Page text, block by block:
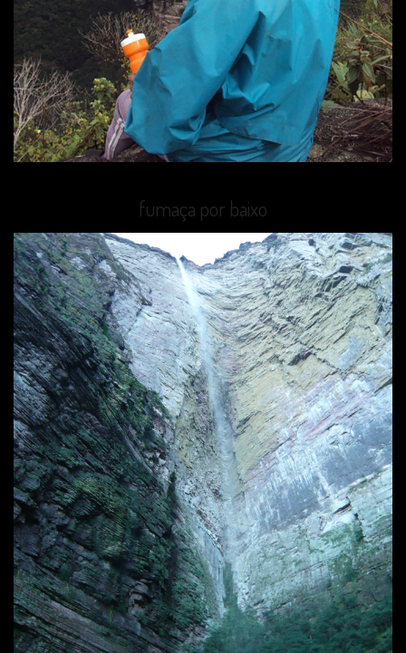
fumaça por baixo